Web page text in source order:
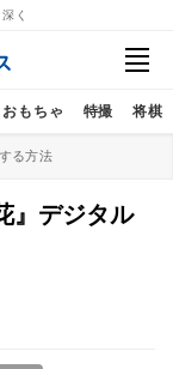
く
おもちゃ 特撮 将棋
る方法
』デジタル